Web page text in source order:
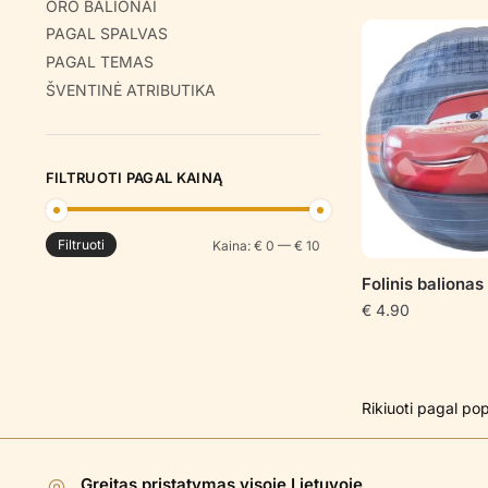
Folinis balionas
€4.90
ORO BALIONAI
PAGAL SPALVAS
PAGAL TEMAS
ŠVENTINĖ ATRIBUTIKA
FILTRUOTI PAGAL KAINĄ
Min
Maks
Filtruoti Kaina: € 0 — € 10